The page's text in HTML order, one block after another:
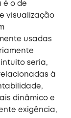
é o de
visualização
usadas
seria,
à
dinâmico e
exigência,